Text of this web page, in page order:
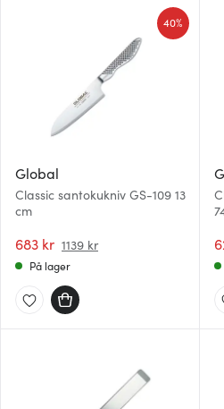
Global
Classic santokukniv GS-109 13
cm
683 kr 1139 kr
40%
På lager